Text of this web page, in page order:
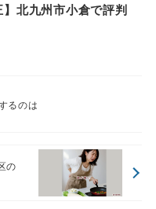
】北九州市小倉で評判
るのは
の